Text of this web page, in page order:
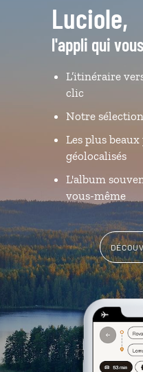
Luciole,
l'appli qui
L’itinéraire
clic
Notre
Les plus
géolocalisés
L'album
vous-même